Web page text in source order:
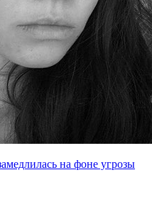
на фоне угрозы